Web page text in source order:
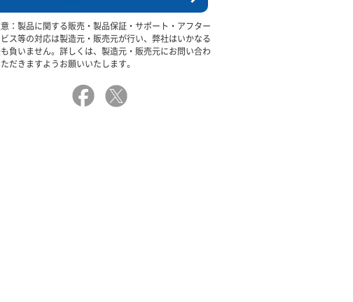
意：製品に関する販売・製品保証・サポート・アフター
ス等の対応は製造元・販売元が行い、弊社はいかなる
負いません。詳しくは、製造元・販売元にお問い合わ
だきますようお願いいたします。